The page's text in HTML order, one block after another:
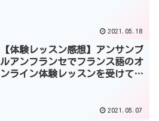
2021.05.18
【体験レッスン感想】アンサンブ
ルアンフランセでフランス語のオ
ンライン体験レッスンを受けてみ
2021.05.07